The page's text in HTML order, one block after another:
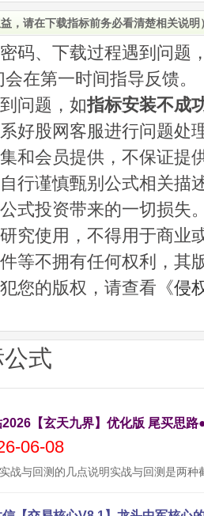
，请在下载指标前务必看清楚相关说明
码、下载过程遇到问题
会在第一时间指导反馈。
问题，如指标安装不成
系好股网客服进行问题处
和会员提供，不保证提
行谨慎甄别公式相关描
式投资带来的一切损失
究使用，不得用于商业
等不拥有任何权利，其
您的版权，请查看《侵
式
【玄天九界】优化版 尾买思
06-08